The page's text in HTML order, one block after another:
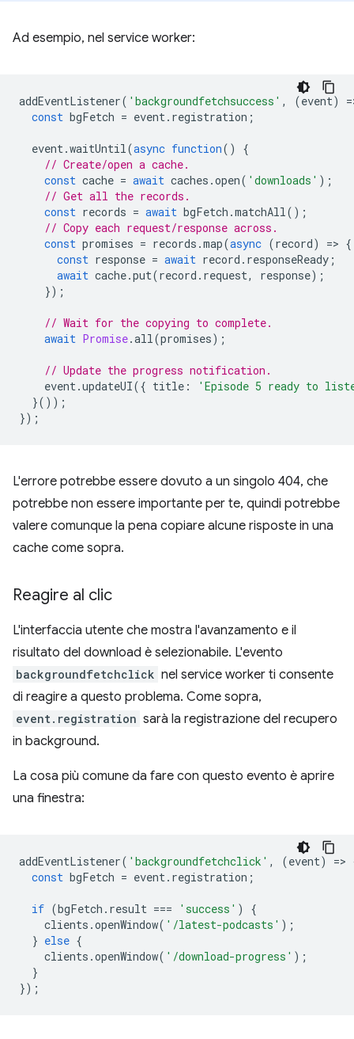
Ad esempio, nel service worker:
addEventListener( 'backgroundfetchsuccess' , (event) =
const bgFetch = event. registration ;
event.waitUntil(async function()
{
// Create/open a cache.
const cache = await caches .open( 'downloads' );
// Get all the records.
const records = await bgFetch .matchAll();
// Copy each request/response across.
const promises = records .map(async (record) => {
const response = await record . responseReady ;
await cache.put(record . request, response);
});
// Wait for the copying to complete.
await Promise.all(promises);
// Update the progress notification.
event.updateUI({ title :
'Episode 5 ready to
}());
});
L'errore potrebbe essere dovuto a un singolo 404, che
potrebbe non essere importante per te, quindi potrebbe
valere comunque la pena copiare alcune risposte in una
cache come sopra.
Reagire al clic
L'interfaccia utente che mostra l'avanzamento e il
risultato del download è selezionabile. L'evento
backgroundfetchclick nel service worker ti consente
di reagire a questo problema. Come sopra,
event.registration sarà la registrazione del recupero
in background.
La cosa più comune da fare con questo evento è aprire
una finestra:
addEventListener( 'backgroundfetchclick' , (event) =>
const bgFetch = event. registration ;
if (bgFetch . result === 'success' )
{
clients .openWindow( '/latest-podcasts' );
} else {
clients .openWindow( '/download-progress' );
}
});